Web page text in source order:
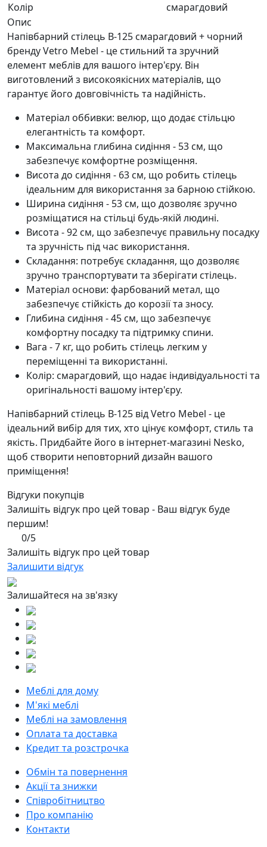
Колір
смарагдовий
Опис
Напівбарний стілець B-125 смарагдовий + чорний
бренду Vetro Mebel - це стильний та зручний
елемент меблів для вашого інтер'єру. Він
виготовлений з високоякісних матеріалів, що
гарантує його довговічність та надійність.
Матеріал оббивки: велюр, що додає стільцю
елегантність та комфорт.
Максимальна глибина сидіння - 53 см, що
забезпечує комфортне розміщення.
Висота до сидіння - 63 см, що робить стілець
ідеальним для використання за барною стійкою.
Ширина сидіння - 53 см, що дозволяє зручно
розміщатися на стільці будь-якій людині.
Висота - 92 см, що забезпечує правильну посадку
та зручність під час використання.
Складання: потребує складання, що дозволяє
зручно транспортувати та зберігати стілець.
Матеріал основи: фарбований метал, що
забезпечує стійкість до корозії та зносу.
Глибина сидіння - 45 см, що забезпечує
комфортну посадку та підтримку спини.
Вага - 7 кг, що робить стілець легким у
переміщенні та використанні.
Колір: смарагдовий, що надає індивідуальності та
оригінальності вашому інтер'єру.
Напівбарний стілець B-125 від Vetro Mebel - це
ідеальний вибір для тих, хто цінує комфорт, стиль та
якість. Придбайте його в інтернет-магазині Nesko,
щоб створити неповторний дизайн вашого
приміщення!
Відгуки покупців
Залишіть відгук про цей товар - Ваш відгук буде
першим!
0/5
Залишіть відгук про цей товар
Залишити відгук
Залишайтеся на зв'язку
Меблі для дому
М'які меблі
Меблі на замовлення
Оплата та доставка
Кредит та розстрочка
Обмін та повернення
Акції та знижки
Співробітництво
Про компанію
Контакти